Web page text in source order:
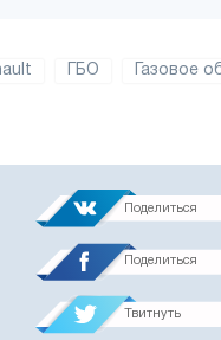
ГБО Газовое
Поделиться
Поделиться
Твитнуть